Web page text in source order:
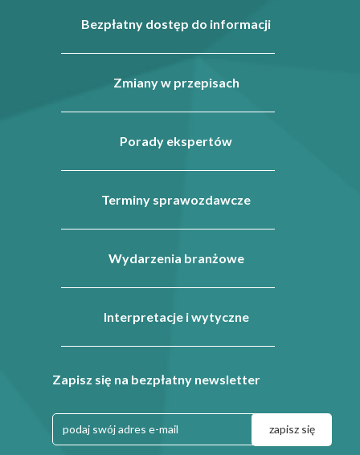
Bezpłatny dostęp do informacji
Zmiany w przepisach
Porady ekspertów
Terminy sprawozdawcze
Wydarzenia branżowe
Interpretacje i wytyczne
Zapisz się na bezpłatny newsletter